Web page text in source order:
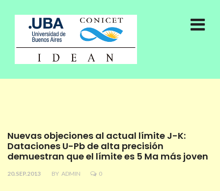
Nuevas objeciones al actual límite J-K:
Dataciones U-Pb de alta precisión
demuestran que el límite es 5 Ma más joven
20.SEP.2013 BY ADMIN 0